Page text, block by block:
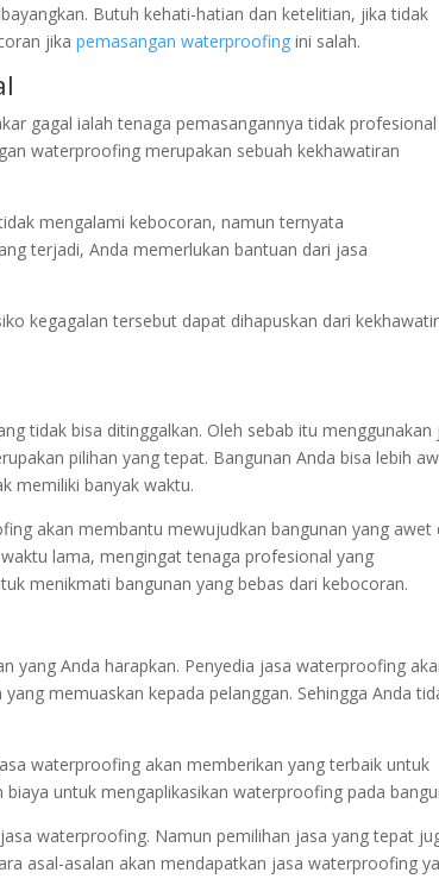
Butuh kehati-hatian dan ketelitian, jika tidak
jikapemasangan waterproofing ini salah.
gagal ialah tenaga pemasangannya tidak
waterproofing merupakan sebuah kekhawatiran
mengalami kebocoran, namun ternyata
terjadi, Anda memerlukan bantuan dari jasa
kegagalan tersebut dapat dihapuskan dari
tidak bisa ditinggalkan. Oleh sebab itu menggunakan
pilihan yang tepat. Bangunan Anda bisa lebih
memiliki banyak waktu.
akan membantu mewujudkan bangunan yang awet
lama, mengingat tenaga profesional yang
menikmati bangunan yang bebas dari kebocoran.
yang Anda harapkan. Penyedia jasa waterproofing
memuaskan kepada pelanggan. Sehingga Anda
waterproofing akan memberikan yang terbaik untuk
untuk mengaplikasikan waterproofing pada
waterproofing. Namun pemilihan jasa yang tepat
asal-asalan akan mendapatkan jasa waterproofing